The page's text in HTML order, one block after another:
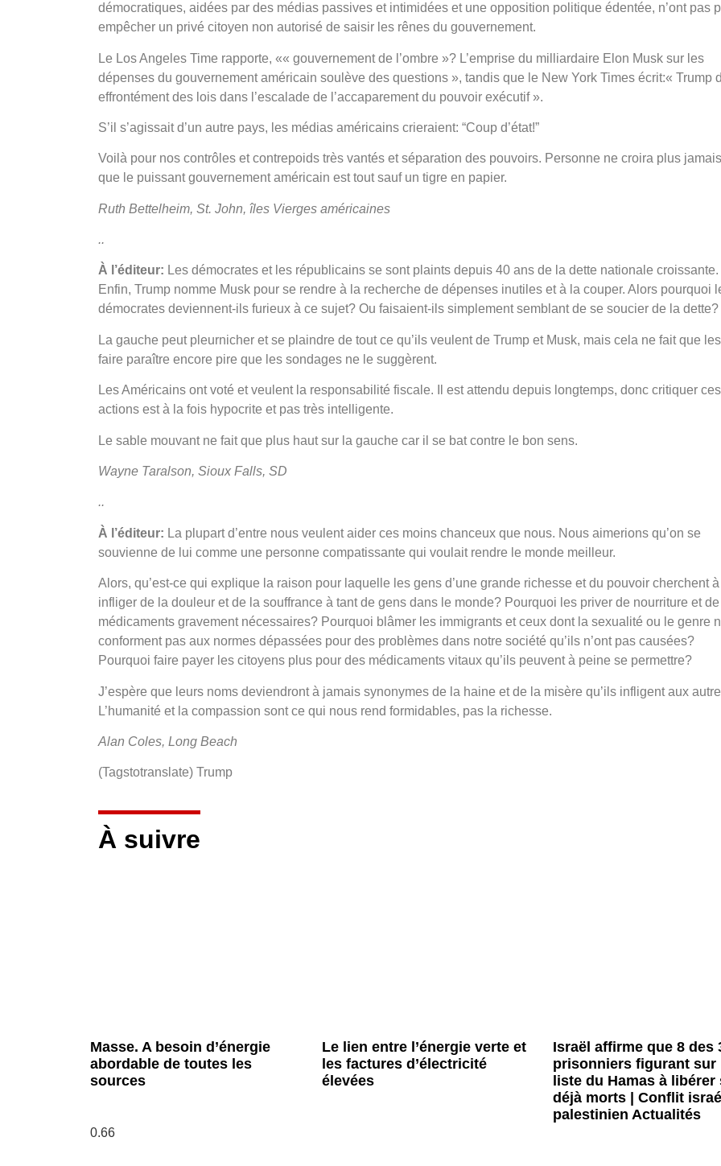
démocratiques, aidées par des médias passives et intimidées et une opposition politique édentée, n’ont pas
empêcher un privé citoyen non autorisé de saisir les rênes du gouvernement.
Le Los Angeles Time rapporte, «« gouvernement de l’ombre »? L’emprise du milliardaire Elon Musk sur les
dépenses du gouvernement américain soulève des questions », tandis que le New York Times écrit:« Trump
effrontément des lois dans l’escalade de l’accaparement du pouvoir exécutif ».
S’il s’agissait d’un autre pays, les médias américains crieraient: “Coup d’état!”
Voilà pour nos contrôles et contrepoids très vantés et séparation des pouvoirs. Personne ne croira plus jamais
que le puissant gouvernement américain est tout sauf un tigre en papier.
Ruth Bettelheim, St. John, îles Vierges américaines
..
À l’éditeur: Les démocrates et les républicains se sont plaints depuis 40 ans de la dette nationale croissante.
Enfin, Trump nomme Musk pour se rendre à la recherche de dépenses inutiles et à la couper. Alors pourquoi
démocrates deviennent-ils furieux à ce sujet? Ou faisaient-ils simplement semblant de se soucier de la dette?
La gauche peut pleurnicher et se plaindre de tout ce qu’ils veulent de Trump et Musk, mais cela ne fait que les
faire paraître encore pire que les sondages ne le suggèrent.
Les Américains ont voté et veulent la responsabilité fiscale. Il est attendu depuis longtemps, donc critiquer ces
actions est à la fois hypocrite et pas très intelligente.
Le sable mouvant ne fait que plus haut sur la gauche car il se bat contre le bon sens.
Wayne Taralson, Sioux Falls, SD
..
À l’éditeur: La plupart d’entre nous veulent aider ces moins chanceux que nous. Nous aimerions qu’on se
souvienne de lui comme une personne compatissante qui voulait rendre le monde meilleur.
Alors, qu’est-ce qui explique la raison pour laquelle les gens d’une grande richesse et du pouvoir cherchent à
infliger de la douleur et de la souffrance à tant de gens dans le monde? Pourquoi les priver de nourriture et de
médicaments gravement nécessaires? Pourquoi blâmer les immigrants et ceux dont la sexualité ou le genre
conforment pas aux normes dépassées pour des problèmes dans notre société qu’ils n’ont pas causées?
Pourquoi faire payer les citoyens plus pour des médicaments vitaux qu’ils peuvent à peine se permettre?
J’espère que leurs noms deviendront à jamais synonymes de la haine et de la misère qu’ils infligent aux
L’humanité et la compassion sont ce qui nous rend formidables, pas la richesse.
Alan Coles, Long Beach
(Tagstotranslate) Trump
À suivre
Masse. A besoin d’énergie
abordable de toutes les
sources
Le lien entre l’énergie verte et
les factures d’électricité
élevées
Israël affirme que 8 des
prisonniers figurant sur
liste du Hamas à libérer
déjà morts | Conflit
palestinien Actualités